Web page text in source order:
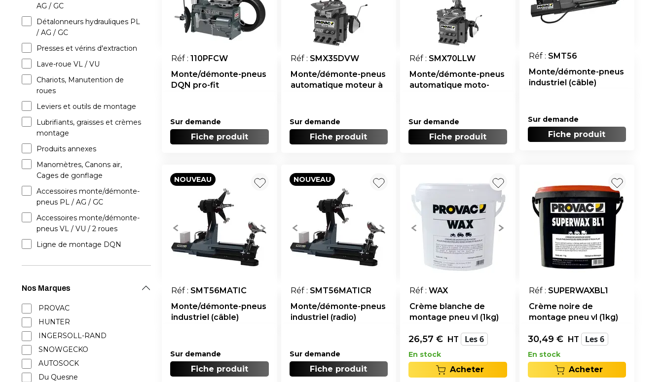
AG / GC
Détalonneurs hydrauliques PL
/ AG / GC
Presses et vérins d'extraction
Lave-roue VL / VU
Chariots, Manutention de
roues
Leviers et outils de montage
Lubrifiants, graisses et crèmes
montage
Produits annexes
Manomètres, Canons air,
Cages de gonflage
Accessoires monte/démonte-
pneus PL / AG / GC
Accessoires monte/démonte-
pneus VL / VU / 2 roues
Ligne de montage DQN
Nos Marques
PROVAC
HUNTER
INGERSOLL-RAND
SNOWGECKO
AUTOSOCK
Du Quesne
Réf : 110PFCW
Monte/démonte-pneus
DQN pro-fit
Sur demande
Fiche produit
Réf : SMX35DVW
Monte/démonte-pneus
automatique moteur à
Sur demande
Fiche produit
Réf : SMX70LLW
Monte/démonte-pneus
automatique moto-
Sur demande
Fiche produit
Réf : SMT56
Monte/démonte-pneus
industriel (câble)
Sur demande
Fiche produit
NOUVEAU
Réf : SMT56MATIC
Monte/démonte-pneus
industriel (câble)
Sur demande
Fiche produit
NOUVEAU
Réf : SMT56MATICR
Monte/démonte-pneus
industriel (radio)
Sur demande
Fiche produit
Réf : WAX
Crème blanche de
montage pneu vl (1kg)
26,57 € HT Les 6
En stock
Acheter
Réf : SUPERWAXBL1
Crème noire de
montage pneu vl (1kg)
30,49 € HT Les 6
En stock
Acheter